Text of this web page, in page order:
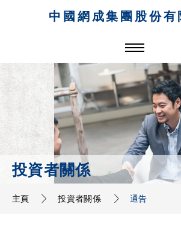
中國網成集團股份有
投資者關係
主頁 投資者關係 通告